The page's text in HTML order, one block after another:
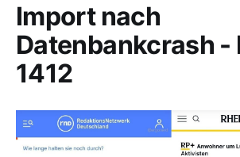
Import nach
Datenbankcrash -
1412